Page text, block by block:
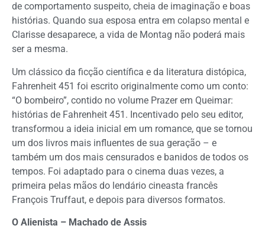
de comportamento suspeito, cheia de imaginação e boas
histórias. Quando sua esposa entra em colapso mental e
Clarisse desaparece, a vida de Montag não poderá mais
ser a mesma.
Um clássico da ficção científica e da literatura distópica,
Fahrenheit 451 foi escrito originalmente como um conto:
“O bombeiro”, contido no volume Prazer em Queimar:
histórias de Fahrenheit 451. Incentivado pelo seu editor,
transformou a ideia inicial em um romance, que se tornou
um dos livros mais influentes de sua geração – e
também um dos mais censurados e banidos de todos os
tempos. Foi adaptado para o cinema duas vezes, a
primeira pelas mãos do lendário cineasta francês
François Truffaut, e depois para diversos formatos.
O Alienista – Machado de Assis